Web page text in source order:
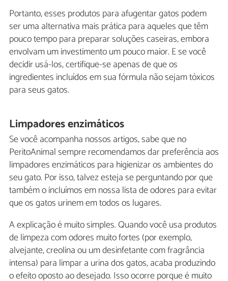
Portanto, esses produtos para afugentar gatos podem
ser uma alternativa mais prática para aqueles que têm
pouco tempo para preparar soluções caseiras, embora
envolvam um investimento um pouco maior. E se você
decidir usá-los, certifique-se apenas de que os
ingredientes incluídos em sua fórmula não sejam tóxicos
para seus gatos.
Limpadores enzimáticos
Se você acompanha nossos artigos, sabe que no
PeritoAnimal sempre recomendamos dar preferência aos
limpadores enzimáticos para higienizar os ambientes do
seu gato. Por isso, talvez esteja se perguntando por que
também o incluímos em nossa lista de odores para evitar
que os gatos urinem em todos os lugares.
A explicação é muito simples. Quando você usa produtos
de limpeza com odores muito fortes (por exemplo,
alvejante, creolina ou um desinfetante com fragrância
intensa) para limpar a urina dos gatos, acaba produzindo
o efeito oposto ao desejado. Isso ocorre porque é muito